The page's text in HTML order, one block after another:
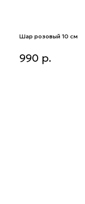
Шар розовый 10 см
990 р.